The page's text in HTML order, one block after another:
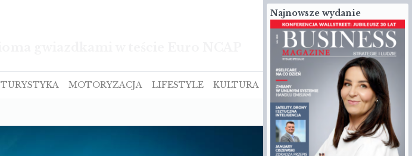
TURYSTYKA MOTORYZACJA LIFESTYLE KULTURA
Najnowsze wydanie